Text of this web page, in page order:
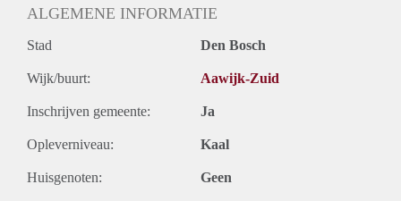
ALGEMENE INFORMATIE
Stad Den Bosch
Wijk/buurt: Aawijk-Zuid
Inschrijven gemeente: Ja
Opleverniveau: Kaal
Huisgenoten: Geen